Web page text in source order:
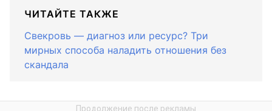
ЧИТАЙТЕ ТАКЖЕ
Свекровь — диагноз или ресурс? Три
мирных способа наладить отношения без
скандала